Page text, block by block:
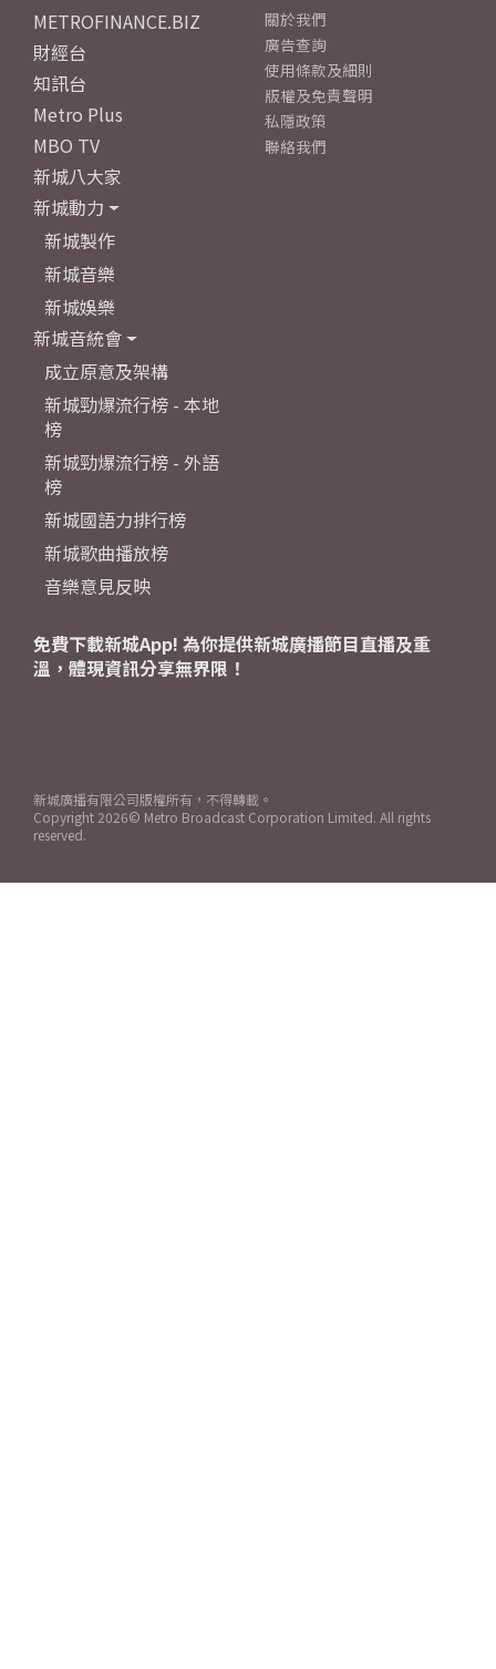
METROFINANCE.BIZ
財經台
知訊台
Metro Plus
MBO TV
新城八大家
新城動力
新城製作
新城音樂
新城娛樂
新城音統會
成立原意及架構
新城勁爆流行榜 - 本地
榜
新城勁爆流行榜 - 外語
榜
新城國語力排行榜
新城歌曲播放榜
音樂意見反映
關於我們
廣告查詢
使用條款及細則
版權及免責聲明
私隱政策
聯絡我們
免費下載新城App! 為你提供新城廣播節目直播及重
溫，體現資訊分享無界限！
新城廣播有限公司版權所有，不得轉載。
Copyright 2026© Metro Broadcast Corporation Limited. All rights
reserved.